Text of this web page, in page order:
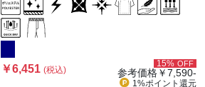
￥6,451(税込)
15% OFF
参考価格￥7,590-
1%ポイント 還元